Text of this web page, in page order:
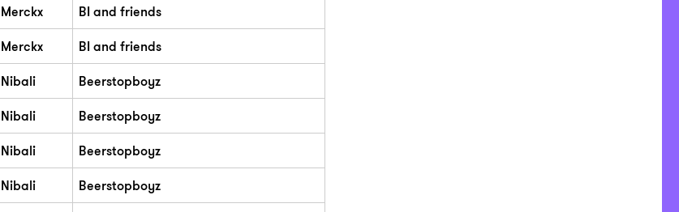
BI and friends
BI and friends
Beerstopboyz
Beerstopboyz
Beerstopboyz
Beerstopboyz